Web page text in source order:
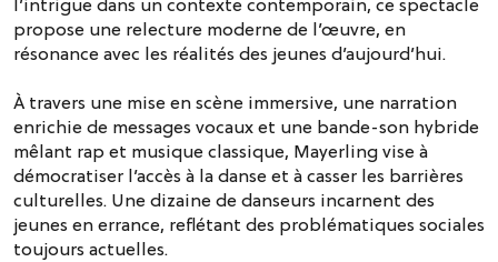
propose une relecture moderne de l’œuvre, en
résonance avec les réalités des jeunes d’aujourd’hui.
À travers une mise en scène immersive, une narration
enrichie de messages vocaux et une bande-son hybride
mêlant rap et musique classique, Mayerling vise à
démocratiser l’accès à la danse et à casser les barrières
culturelles. Une dizaine de danseurs incarnent des
jeunes en errance, reflétant des problématiques sociales
toujours actuelles.